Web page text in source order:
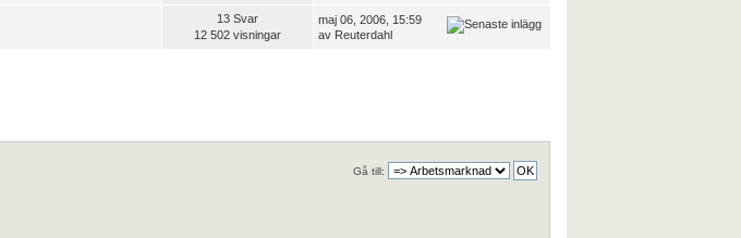
13 Svar
12 502 visningar
maj 06, 2006, 15:59
av Reuterdahl
Gå till: